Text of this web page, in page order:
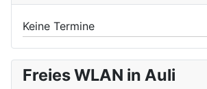
Keine Termine
Freies WLAN in Auli